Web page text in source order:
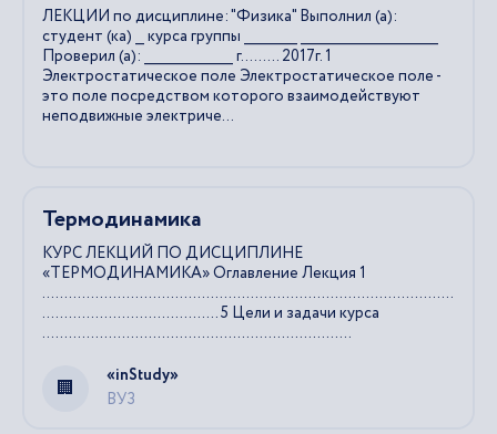
ЛЕКЦИИ по дисциплине: "Физика" Выполнил (а):
студент (ка) __ курса группы ____________ _______________________________
Проверил (а): ____________________ г……… 2017г. 1
Электростатическое поле Электростатическое поле -
это поле посредством которого взаимодействуют
неподвижные электриче...
Термодинамика
КУРС ЛЕКЦИЙ ПО ДИСЦИПЛИНЕ
«ТЕРМОДИНАМИКА» Оглавление Лекция 1
.............................................................................................
........................................ 5 Цели и задачи курса
......................................................................
ВУЗ
«inStudy»